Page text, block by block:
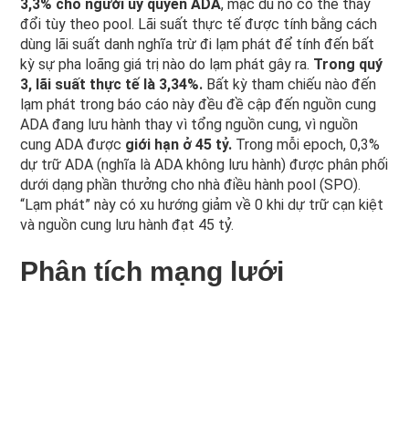
3,3% cho người ủy quyền ADA, mặc dù nó có thể thay
đổi tùy theo pool. Lãi suất thực tế được tính bằng cách
dùng lãi suất danh nghĩa trừ đi lạm phát để tính đến bất
kỳ sự pha loãng giá trị nào do lạm phát gây ra. Trong quý
3, lãi suất thực tế là 3,34%. Bất kỳ tham chiếu nào đến
lạm phát trong báo cáo này đều đề cập đến nguồn cung
ADA đang lưu hành thay vì tổng nguồn cung, vì nguồn
cung ADA được giới hạn ở 45 tỷ. Trong mỗi epoch, 0,3%
dự trữ ADA (nghĩa là ADA không lưu hành) được phân phối
dưới dạng phần thưởng cho nhà điều hành pool (SPO).
“Lạm phát” này có xu hướng giảm về 0 khi dự trữ cạn kiệt
và nguồn cung lưu hành đạt 45 tỷ.
Phân tích mạng lưới